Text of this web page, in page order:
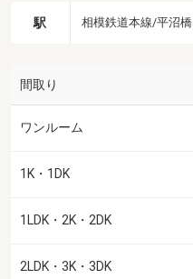
駅 相模鉄道本線/平沼橋
間取り
ワンルーム
1K・1DK
1LDK・2K・2DK
2LDK・3K・3DK